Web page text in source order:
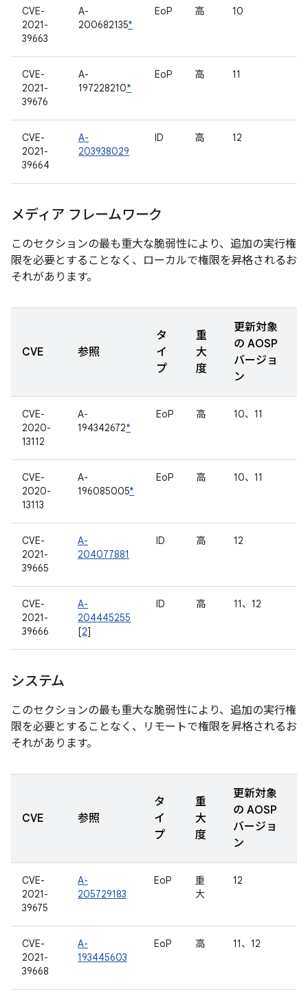
CVE-
2021-
39663
A-
200682135*
EoP 高 10
CVE-
2021-
39676
A-
197228210*
EoP 高 11
CVE-
2021-
39664
A-
203938029
ID 高 12
メディア フレームワーク
このセクションの最も重大な脆弱性により、追加の実行権
限を必要とすることなく、ローカルで権限を昇格されるお
それがあります。
CVE 参照
タ
イ
プ
重
大
度
更新対象
の AOSP
バージョ
ン
CVE-
2020-
13112
A-
194342672*
EoP 高 10、11
CVE-
2020-
13113
A-
196085005*
EoP 高 10、11
CVE-
2021-
39665
A-
204077881
ID 高 12
CVE-
2021-
39666
A-
204445255
[2]
ID 高 11、12
システム
このセクションの最も重大な脆弱性により、追加の実行権
限を必要とすることなく、リモートで権限を昇格されるお
それがあります。
CVE 参照
タ
イ
プ
重
大
度
更新対象
の AOSP
バージョ
ン
CVE-
2021-
39675
A-
205729183
EoP
重
大
12
CVE-
2021-
39668
A-
193445603
EoP 高 11、12